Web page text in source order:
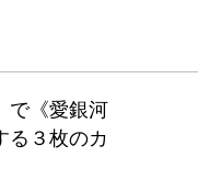
で《愛銀河
る３枚のカ